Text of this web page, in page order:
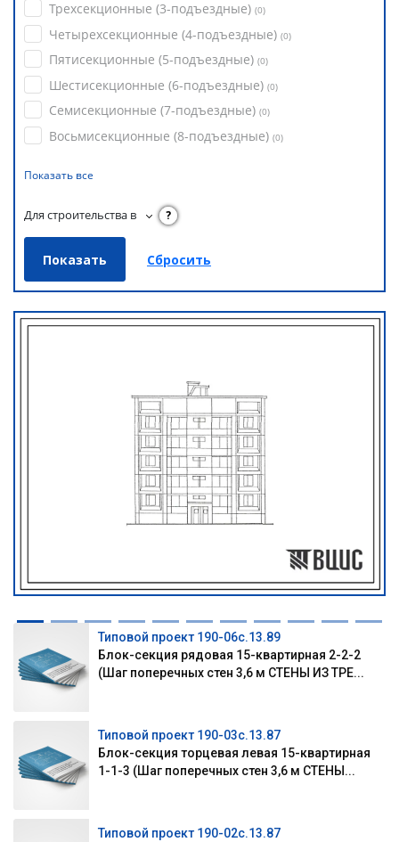
Трехсекционные (3-подъездные) (0)
Четырехсекционные (4-подъездные) (0)
Пятисекционные (5-подъездные) (0)
Шестисекционные (6-подъездные) (0)
Семисекционные (7-подъездные) (0)
Восьмисекционные (8-подъездные) (0)
Показать все
Для строительства в ?
Типовой проект 190-06с.13.89
Блок-секция рядовая 15-квартирная 2-2-2
(Шаг поперечных стен 3,6 м СТЕНЫ ИЗ ТРЕ...
Типовой проект 190-03с.13.87
Блок-секция торцевая левая 15-квартирная
1-1-3 (Шаг поперечных стен 3,6 м СТЕНЫ...
Типовой проект 190-02с.13.87